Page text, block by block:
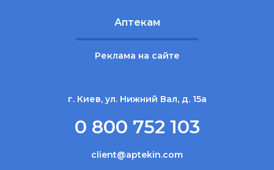
Аптекам
Реклама на сайте
г. Киев, ул. Нижний Вал, д. 15а
0 800 752 103
client@aptekin.com